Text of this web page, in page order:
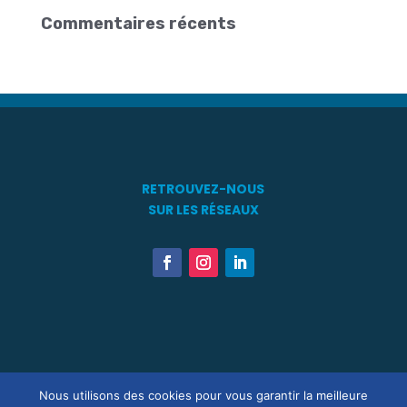
Commentaires récents
RETROUVEZ-NOUS
SUR LES RÉSEAUX
Maritime en Méditérranée –Mentions Légales–R.G.P.D.–Statuts
Nous utilisons des cookies pour vous garantir la meilleure